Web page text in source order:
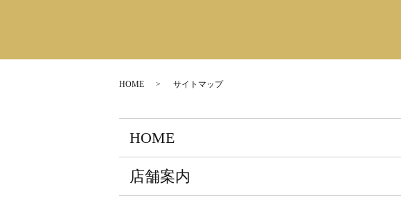
HOME サイトマップ
HOME
店舗案内